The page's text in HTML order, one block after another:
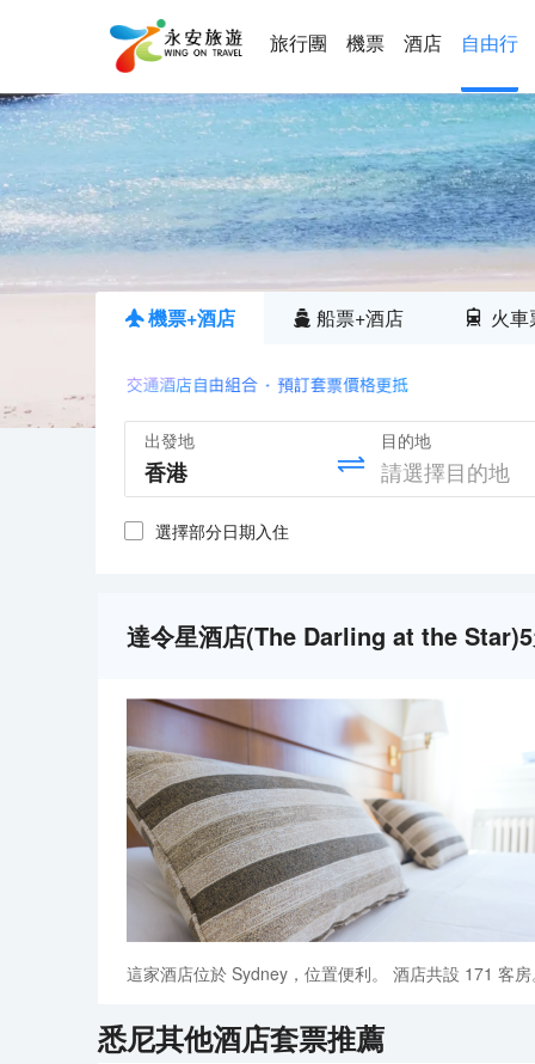
旅行團 機票 酒店 自由行
機票+酒店 船票+酒店 火車
出發地 目的地
選擇部分日期入住
達令星酒店(The Darling at the
這家酒店位於 Sydney，位置便利。 酒店共設 171 客
悉尼其他酒店套票推薦